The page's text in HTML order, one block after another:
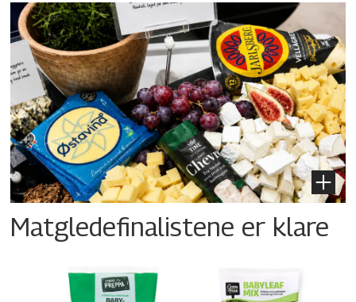
Matgledefinalistene er klare